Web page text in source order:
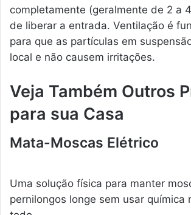
completamente (geralmente de 2 a
de liberar a entrada. Ventilação é
para que as partículas em
local e não causem irritações.
Veja Também Outros
para sua Casa
Mata-Moscas Elétrico
Uma solução física para manter
pernilongos longe sem usar química